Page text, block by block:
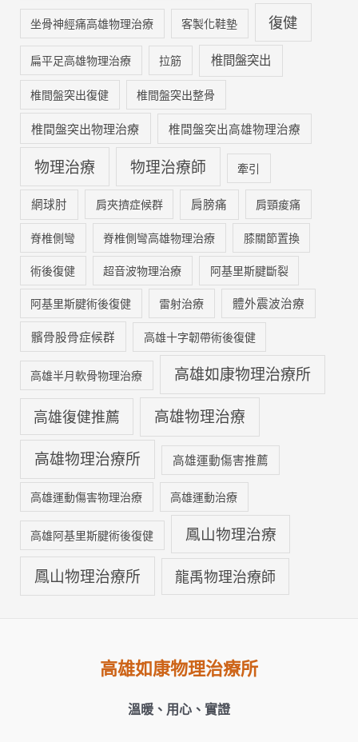
坐骨神經痛高雄物理治療 客製化鞋墊 復健
扁平足高雄物理治療 拉筋 椎間盤突出
椎間盤突出復健 椎間盤突出整骨
椎間盤突出物理治療 椎間盤突出高雄物理治療
物理治療 物理治療師 牽引
網球肘 肩夾擠症候群 肩膀痛 肩頸痠痛
脊椎側彎 脊椎側彎高雄物理治療 膝關節置換
術後復健 超音波物理治療 阿基里斯腱斷裂
阿基里斯腱術後復健 雷射治療 體外震波治療
髕骨股骨症候群 高雄十字韌帶術後復健
高雄半月軟骨物理治療 高雄如康物理治療所
高雄復健推薦 高雄物理治療
高雄物理治療所 高雄運動傷害推薦
高雄運動傷害物理治療 高雄運動治療
高雄阿基里斯腱術後復健 鳳山物理治療
鳳山物理治療所 龍禹物理治療師
高雄如康物理治療所
溫暖、用心、實證